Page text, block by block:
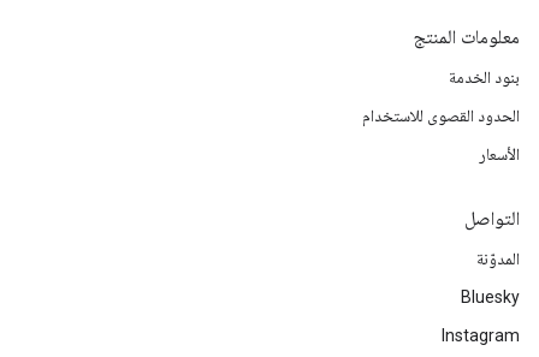
معلومات المنتج
بنود الخدمة
الحدود القصوى للاستخدام
الأسعار
التواصل
المدوّنة
Bluesky
Instagram